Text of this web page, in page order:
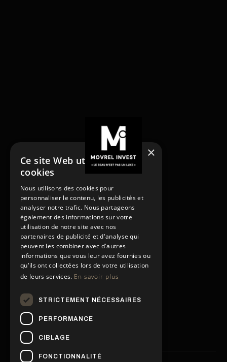
Acheter
Acheter
Vendre
Vendre
Louer
Louer
Rénover
Rénover
Gestion locative
Gestion locative
PAGES
Contact
Contact
Conditions générales
Politique de confidentialité
Mentions légales
×
Ce site Web utilise des
cookies
Nous utilisons des cookies pour
personnaliser le contenu, les publicités et
analyser notre trafic. Nous partageons
également des informations sur votre
utilisation de notre site avec nos
partenaires de publicité et d'analyse qui
peuvent les combiner avec d'autres
informations que vous leur avez fournies ou
qu'ils ont collectées lors de votre utilisation
de leurs services. En savoir plus
STRICTEMENT NÉCESSAIRES
PERFORMANCE
CIBLAGE
FONCTIONNALITÉ